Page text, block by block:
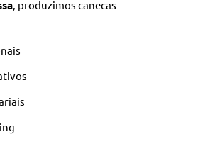
, produzimos canecas